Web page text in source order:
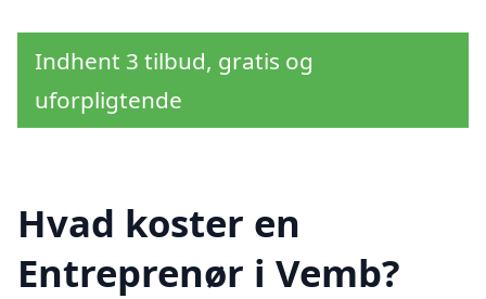
Indhent 3 tilbud, gratis og
uforpligtende
Hvad koster en
Entreprenør i Vemb?